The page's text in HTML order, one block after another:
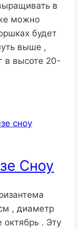
в
можно
будет
выше ,
в высоте 20-
Сноу
, диаметр
октябрь . Эту